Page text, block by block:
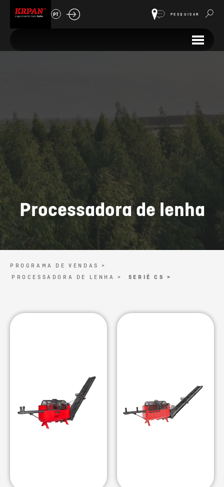
PT PESQUISAR
Processadora de lenha
PROGRAMA DE VENDAS >
PROCESSADORA DE LENHA >
SERIÉ CS >